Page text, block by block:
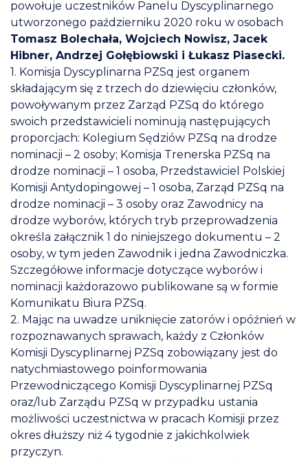
powołuje uczestników Panelu Dyscyplinarnego
utworzonego październiku 2020 roku w osobach
Tomasz Bolechała, Wojciech Nowisz, Jacek
Hibner, Andrzej Gołębiowski i Łukasz Piasecki.
1. Komisja Dyscyplinarna PZSq jest organem
składającym się z trzech do dziewięciu członków,
powoływanym przez Zarząd PZSq do którego
swoich przedstawicieli nominują następujących
proporcjach: Kolegium Sędziów PZSq na drodze
nominacji – 2 osoby; Komisja Trenerska PZSq na
drodze nominacji – 1 osoba, Przedstawiciel Polskiej
Komisji Antydopingowej – 1 osoba, Zarząd PZSq na
drodze nominacji – 3 osoby oraz Zawodnicy na
drodze wyborów, których tryb przeprowadzenia
określa załącznik 1 do niniejszego dokumentu – 2
osoby, w tym jeden Zawodnik i jedna Zawodniczka.
Szczegółowe informacje dotyczące wyborów i
nominacji każdorazowo publikowane są w formie
Komunikatu Biura PZSq.
2. Mając na uwadze uniknięcie zatorów i opóźnień w
rozpoznawanych sprawach, każdy z Członków
Komisji Dyscyplinarnej PZSq zobowiązany jest do
natychmiastowego poinformowania
Przewodniczącego Komisji Dyscyplinarnej PZSq
oraz/lub Zarządu PZSq w przypadku ustania
możliwości uczestnictwa w pracach Komisji przez
okres dłuższy niż 4 tygodnie z jakichkolwiek
przyczyn.